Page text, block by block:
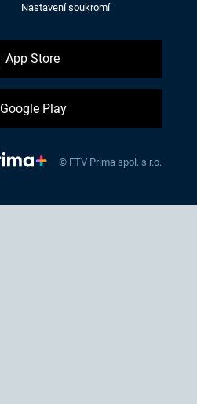
Nastavení soukromí
App Store
Google Play
© FTV Prima spol. s r.o.